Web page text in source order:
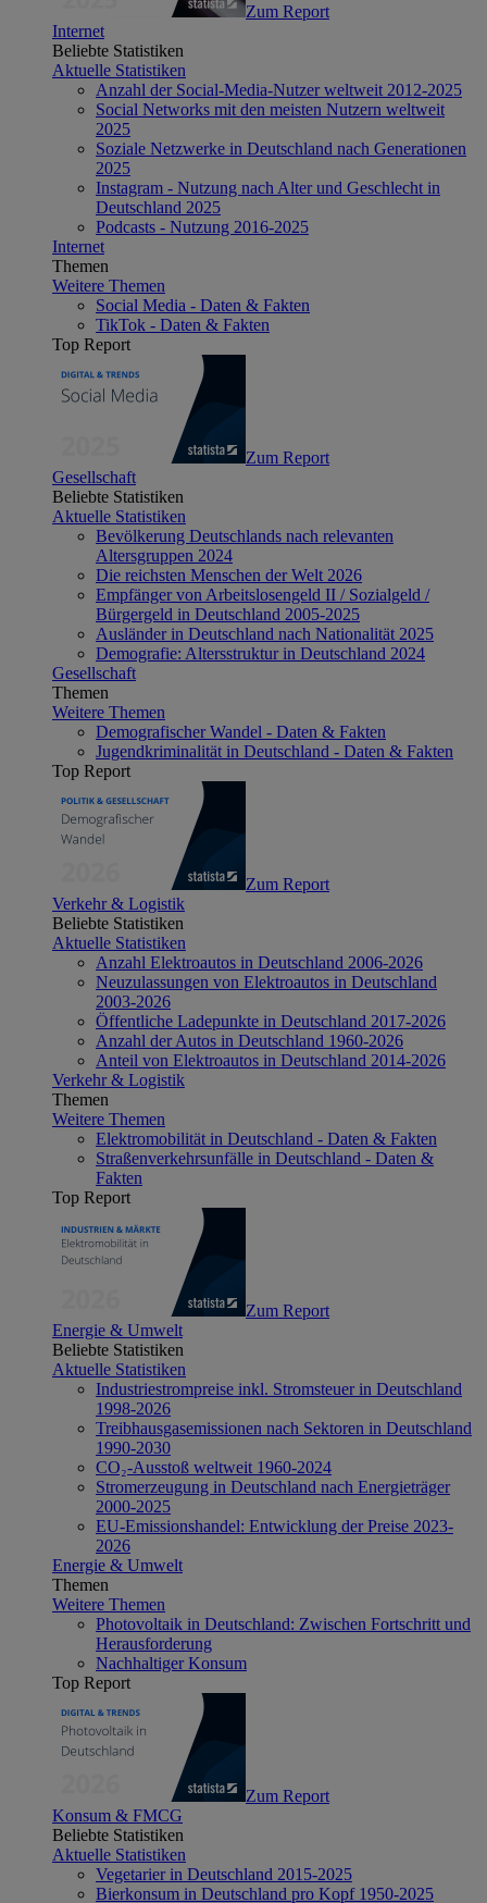
Zum Report
Internet
Beliebte Statistiken
Aktuelle Statistiken
Anzahl der Social-Media-Nutzer weltweit 2012-2025
Social Networks mit den meisten Nutzern weltweit
2025
Soziale Netzwerke in Deutschland nach Generationen
2025
Instagram - Nutzung nach Alter und Geschlecht in
Deutschland 2025
Podcasts - Nutzung 2016-2025
Internet
Themen
Weitere Themen
Social Media - Daten & Fakten
TikTok - Daten & Fakten
Top Report
Zum Report
Gesellschaft
Beliebte Statistiken
Aktuelle Statistiken
Bevölkerung Deutschlands nach relevanten
Altersgruppen 2024
Die reichsten Menschen der Welt 2026
Empfänger von Arbeitslosengeld II / Sozialgeld /
Bürgergeld in Deutschland 2005-2025
Ausländer in Deutschland nach Nationalität 2025
Demografie: Altersstruktur in Deutschland 2024
Gesellschaft
Themen
Weitere Themen
Demografischer Wandel - Daten & Fakten
Jugendkriminalität in Deutschland - Daten & Fakten
Top Report
Zum Report
Verkehr & Logistik
Beliebte Statistiken
Aktuelle Statistiken
Anzahl Elektroautos in Deutschland 2006-2026
Neuzulassungen von Elektroautos in Deutschland
2003-2026
Öffentliche Ladepunkte in Deutschland 2017-2026
Anzahl der Autos in Deutschland 1960-2026
Anteil von Elektroautos in Deutschland 2014-2026
Verkehr & Logistik
Themen
Weitere Themen
Elektromobilität in Deutschland - Daten & Fakten
Straßenverkehrsunfälle in Deutschland - Daten &
Fakten
Top Report
Zum Report
Energie & Umwelt
Beliebte Statistiken
Aktuelle Statistiken
Industriestrompreise inkl. Stromsteuer in Deutschland
1998-2026
Treibhausgasemissionen nach Sektoren in Deutschland
1990-2030
CO₂-Ausstoß weltweit 1960-2024
Stromerzeugung in Deutschland nach Energieträger
2000-2025
EU-Emissionshandel: Entwicklung der Preise 2023-
2026
Energie & Umwelt
Themen
Weitere Themen
Photovoltaik in Deutschland: Zwischen Fortschritt und
Herausforderung
Nachhaltiger Konsum
Top Report
Zum Report
Konsum & FMCG
Beliebte Statistiken
Aktuelle Statistiken
Vegetarier in Deutschland 2015-2025
Bierkonsum in Deutschland pro Kopf 1950-2025